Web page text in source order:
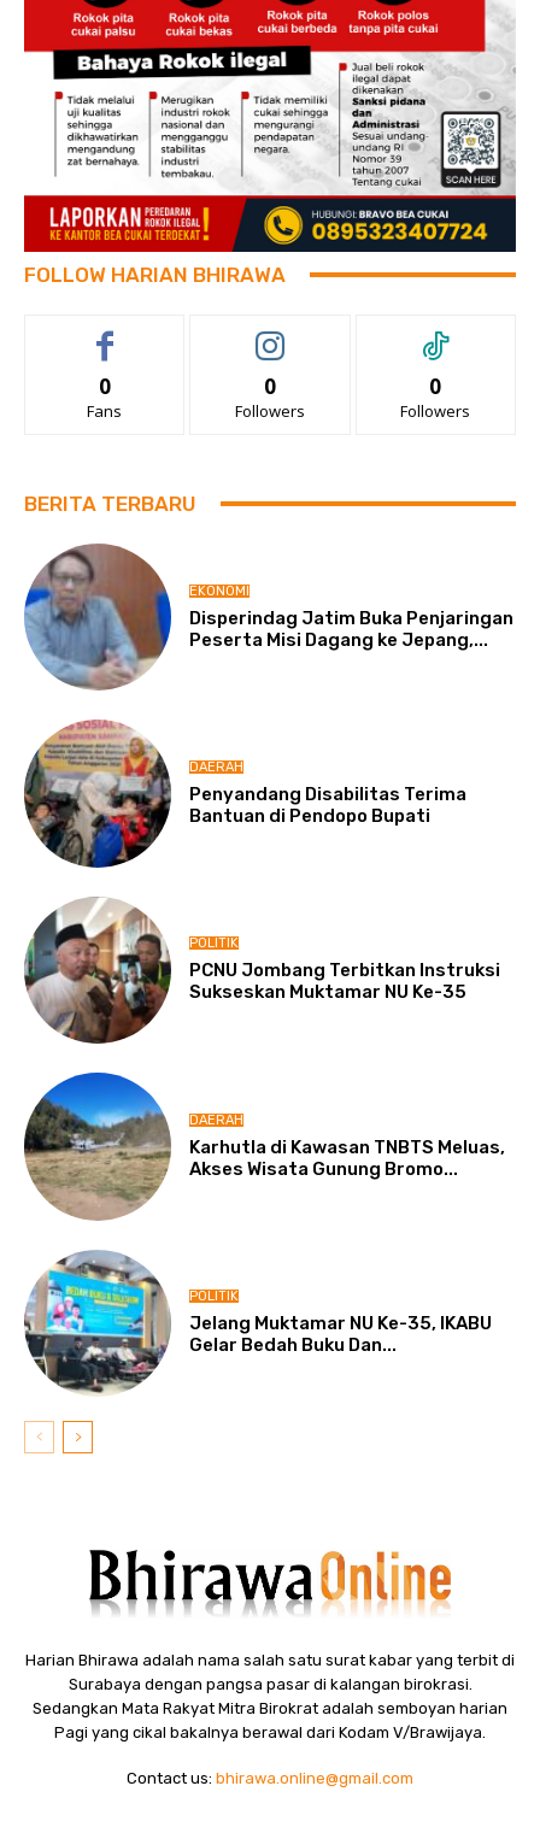
FOLLOW HARIAN BHIRAWA
0
Fans
0
Followers
0
Followers
BERITA TERBARU
EKONOMI
Disperindag Jatim Buka Penjaringan
Peserta Misi Dagang ke Jepang,...
DAERAH
Penyandang Disabilitas Terima
Bantuan di Pendopo Bupati
POLITIK
PCNU Jombang Terbitkan Instruksi
Sukseskan Muktamar NU Ke-35
DAERAH
Karhutla di Kawasan TNBTS Meluas,
Akses Wisata Gunung Bromo...
POLITIK
Jelang Muktamar NU Ke-35, IKABU
Gelar Bedah Buku Dan...
Harian Bhirawa adalah nama salah satu surat kabar yang terbit di
Surabaya dengan pangsa pasar di kalangan birokrasi.
Sedangkan Mata Rakyat Mitra Birokrat adalah semboyan harian
Pagi yang cikal bakalnya berawal dari Kodam V/Brawijaya.
Contact us: bhirawa.online@gmail.com